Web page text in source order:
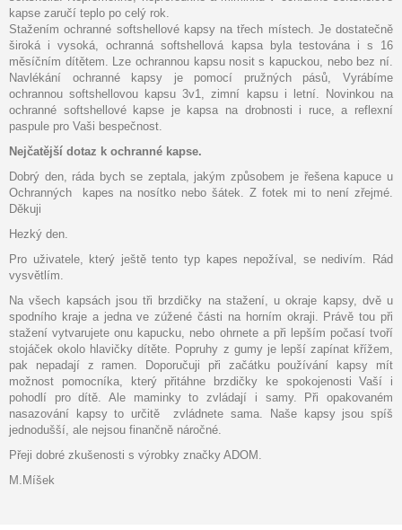
kapse zaručí teplo po celý rok.
Stažením ochranné softshellové kapsy na třech místech. Je dostatečně
široká i vysoká, ochranná softshellová kapsa byla testována i s 16
měsíčním dítětem. Lze ochrannou kapsu nosit s kapuckou, nebo bez ní.
Navlékání ochranné kapsy je pomocí pružných pásů, Vyrábíme
ochrannou softshellovou kapsu 3v1, zimní kapsu i letní. Novinkou na
ochranné softshellové kapse je kapsa na drobnosti i ruce, a reflexní
paspule pro Vaši bespečnost.
Nejčatější dotaz k ochranné kapse.
Dobrý den, ráda bych se zeptala, jakým způsobem je řešena kapuce u
Ochranných kapes na nosítko nebo šátek. Z fotek mi to není zřejmé.
Děkuji
Hezký den.
Pro uživatele, který ještě tento typ kapes nepožíval, se nedivím. Rád
vysvětlím.
Na všech kapsách jsou tři brzdičky na stažení, u okraje kapsy, dvě u
spodního kraje a jedna ve zúžené části na horním okraji. Právě tou při
stažení vytvarujete onu kapucku, nebo ohrnete a při lepším počasí tvoří
stojáček okolo hlavičky dítěte. Popruhy z gumy je lepší zapínat křížem,
pak nepadají z ramen. Doporučuji při začátku používání kapsy mít
možnost pomocníka, který přitáhne brzdičky ke spokojenosti Vaší i
pohodlí pro dítě. Ale maminky to zvládají i samy. Při opakovaném
nasazování kapsy to určitě zvládnete sama. Naše kapsy jsou spíš
jednodušší, ale nejsou finančně náročné.
Přeji dobré zkušenosti s výrobky značky ADOM.
M.Míšek